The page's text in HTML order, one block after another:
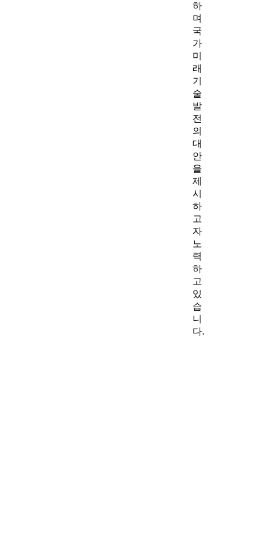
하
며
국
가
미
래
기
술
발
전
의
대
안
을
제
시
하
고
자
노
력
하
고
있
습
니
다.